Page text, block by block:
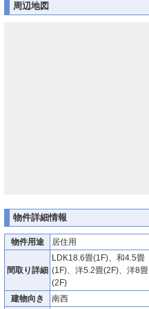
周辺地図
物件詳細情報
物件用途 居住用
間取り詳細
LDK18.6畳(1F)、和4.5畳
(1F)、洋5.2畳(2F)、洋8畳
(2F)
建物向き 南西